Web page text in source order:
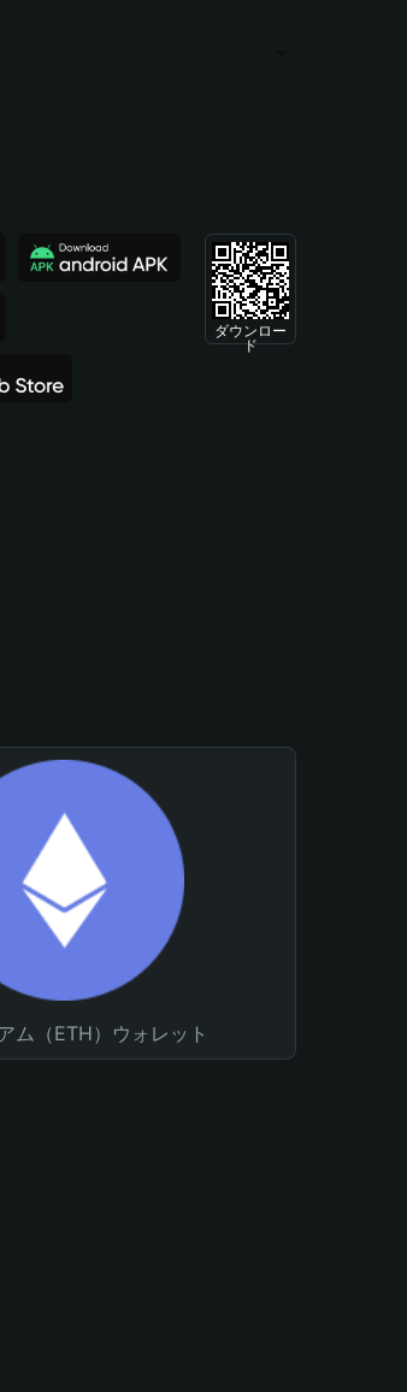
ダウンロー
ド
ム（ETH）ウォレット